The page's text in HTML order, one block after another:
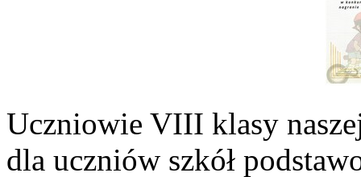
Uczniowie VIII klasy
dla uczniów szkół